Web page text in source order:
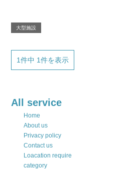
大型施設
1件中 1件を表示
All service
Home
About us
Privacy policy
Contact us
Loacation require
category